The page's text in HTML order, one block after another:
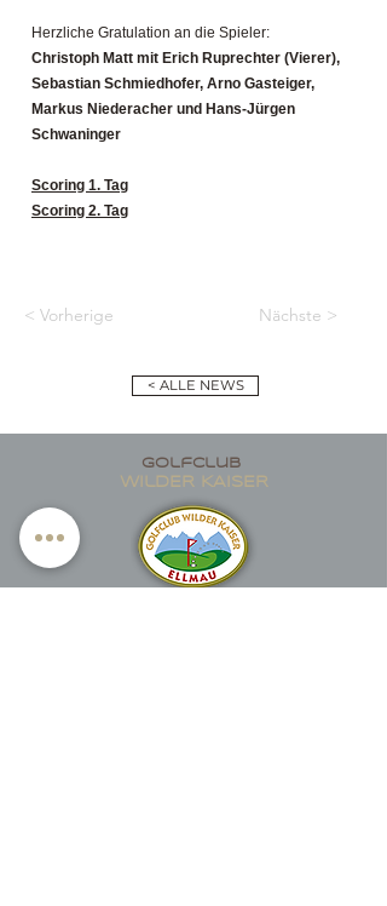
Herzliche Gratulation an die Spieler:
Christoph Matt mit Erich Ruprechter (Vierer),
Sebastian Schmiedhofer, Arno Gasteiger,
Markus Niederacher und Hans-Jürgen
Schwaninger
Scoring 1. Tag
Scoring 2. Tag
< Vorherige Nächste >
< ALLE NEWS
golfclub
wildER KAISER